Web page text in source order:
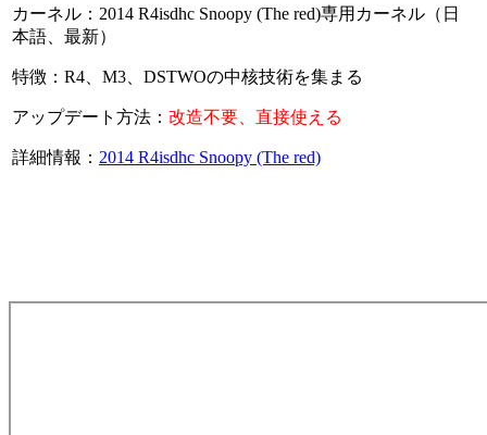
カーネル：2014 R4isdhc Snoopy (The red)専用カーネル（日
本語、最新）
特徴：R4、M3、DSTWOの中核技術を集まる
アップデート方法： 改造不要、直接使える
詳細情報： 2014 R4isdhc Snoopy (The red)